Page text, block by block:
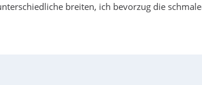
breiten, ich bevorzug die